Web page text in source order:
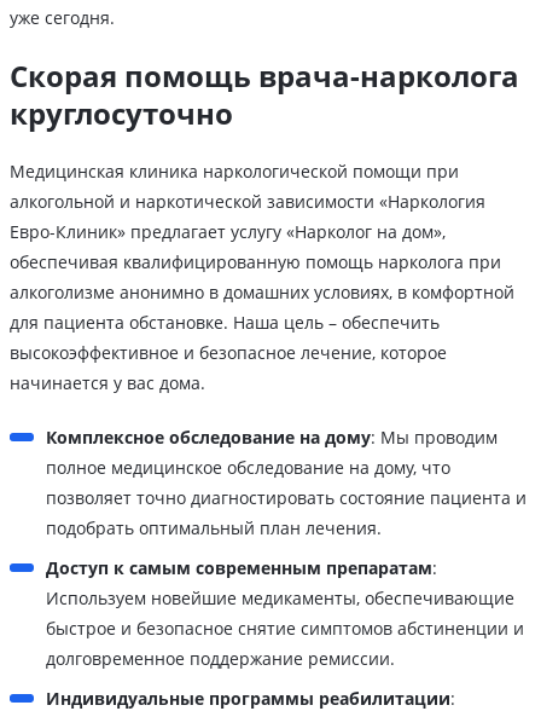
уже сегодня.
Скорая помощь врача-нарколога
круглосуточно
Медицинская клиника наркологической помощи при
алкогольной и наркотической зависимости «Наркология
Евро-Клиник» предлагает услугу «Нарколог на дом»,
обеспечивая квалифицированную помощь нарколога при
алкоголизме анонимно в домашних условиях, в комфортной
для пациента обстановке. Наша цель – обеспечить
высокоэффективное и безопасное лечение, которое
начинается у вас дома.
Комплексное обследование на дому: Мы проводим
полное медицинское обследование на дому, что
позволяет точно диагностировать состояние пациента и
подобрать оптимальный план лечения.
Доступ к самым современным препаратам:
Используем новейшие медикаменты, обеспечивающие
быстрое и безопасное снятие симптомов абстиненции и
долговременное поддержание ремиссии.
Индивидуальные программы реабилитации: